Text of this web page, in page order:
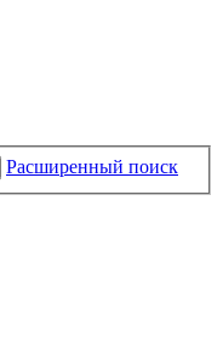
Расширенный поиск